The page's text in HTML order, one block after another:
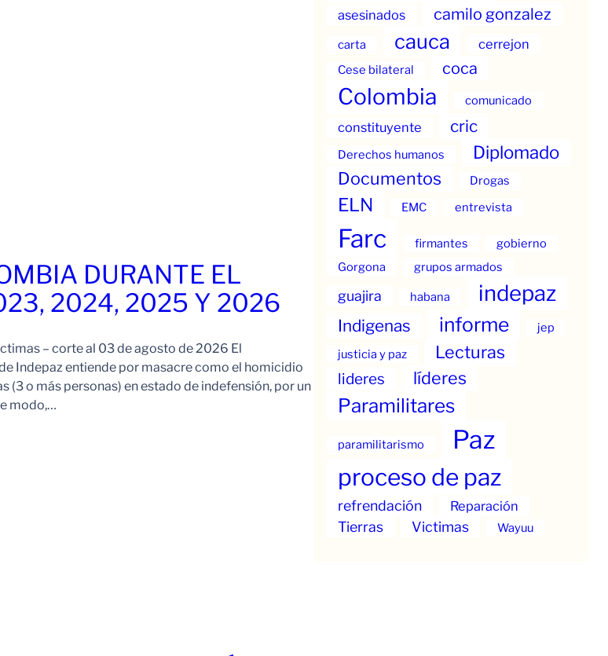
DURANTE EL
2024, 2025 Y 2026
– corte al 03 de agosto de 2026 El
Indepaz entiende por masacre como el homicidio
(3 o más personas) en estado de indefensión, por un
modo,…
asesinados camilo gonzalez
carta cauca cerrejon
Cese bilateral coca
Colombia comunicado
constituyente cric
Derechos humanos Diplomado
Documentos Drogas
ELN EMC entrevista
Farc firmantes
gobierno
Gorgona
grupos armados
guajira habana indepaz
Indigenas informe
jep
justicia y paz
Lecturas
lideres líderes
Paramilitares
paramilitarismo Paz
proceso de paz
refrendación Reparación
Tierras Victimas Wayuu